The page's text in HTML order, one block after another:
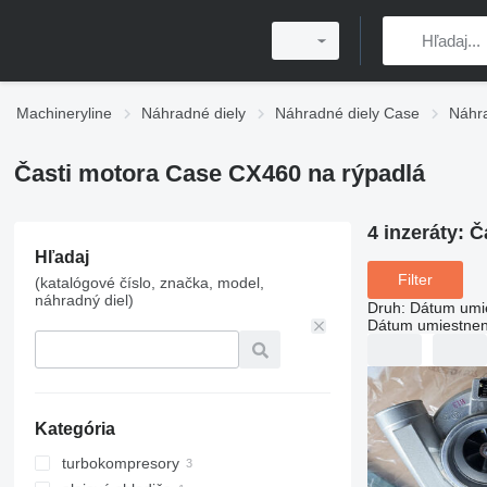
Machineryline Náhradné diely Náhradné diely Case
Časti motora Case CX460 na rýpadlá
Hľadaj
(katalógové číslo, značka, model,
náhradný diel)
Kategória
turbokompresory
4 inzeráty:
Filter
Druh: Dátum
Dátum